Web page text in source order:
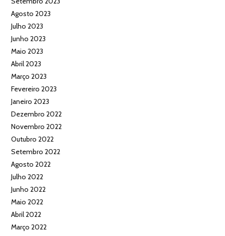
Agosto 2023
Julho 2023
Junho 2023
Maio 2023
Abril 2023
Março 2023
Fevereiro 2023
Janeiro 2023
Dezembro 2022
Novembro 2022
Outubro 2022
Setembro 2022
Agosto 2022
Julho 2022
Junho 2022
Maio 2022
Abril 2022
Março 2022